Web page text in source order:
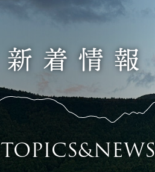
新着情報
TOPICS&NEWS